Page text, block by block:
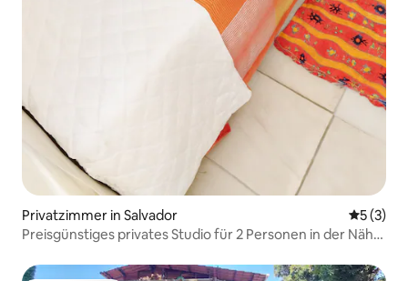
Privatzimmer in Salvador
5 (3)
Preisgünstiges privates Studio für 2 Personen in der Nähe